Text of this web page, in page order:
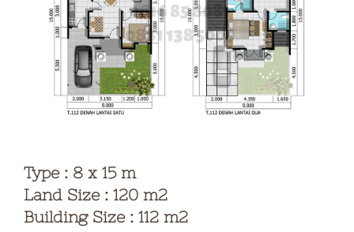
Type : 8 x 15 m
Land Size : 120 m2
Building Size : 112 m2